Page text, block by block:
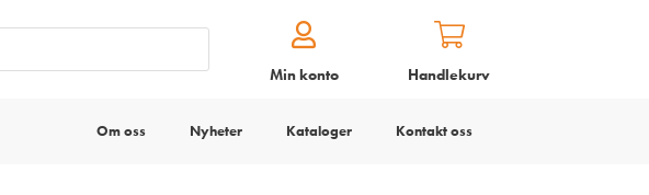
Min konto Handlekurv
Om oss Nyheter Kataloger Kontakt oss